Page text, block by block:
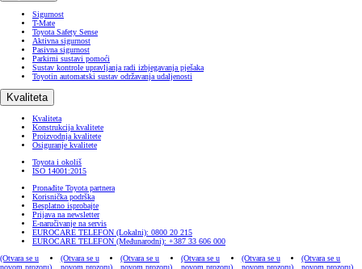
Sigurnost
T-Mate
Toyota Safety Sense
Aktivna sigurnost
Pasivna sigurnost
Parkirni sustavi pomoći
Sustav kontrole upravljanja radi izbjegavanja pješaka
Toyotin automatski sustav održavanja udaljenosti
Kvaliteta
Kvaliteta
Konstrukcija kvalitete
Proizvodnja kvalitete
Osiguranje kvalitete
Toyota i okoliš
ISO 14001:2015
Pronađite Toyota partnera
Korisnička podrška
Besplatno isprobajte
Prijava na newsletter
E-naručivanje na servis
EUROCARE TELEFON (Lokalni): 0800 20 215
EUROCARE TELEFON (Međunarodni): +387 33 606 000
(Otvara se u
novom prozoru)
(Otvara se u
novom prozoru)
(Otvara se u
novom prozoru)
(Otvara se u
novom prozoru)
(Otvara se u
novom prozoru)
(Otvara se u
novom prozoru)